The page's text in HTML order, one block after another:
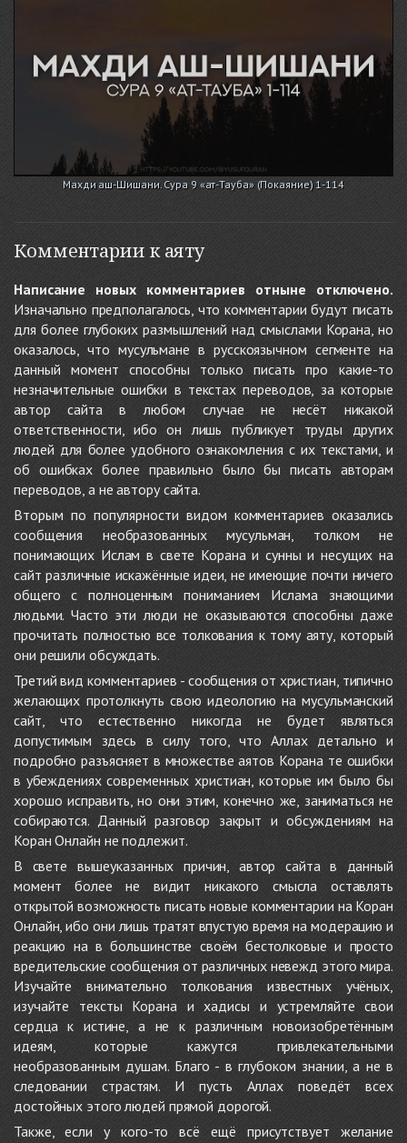
Махди аш-Шишани. Сура 9 «ат-Тауба» (Покаяние) 1-114
Комментарии к аяту
Написание новых комментариев отныне отключено.
Изначально предполагалось, что комментарии будут писать
для более глубоких размышлений над смыслами Корана, но
оказалось, что мусульмане в русскоязычном сегменте на
данный момент способны только писать про какие-то
незначительные ошибки в текстах переводов, за которые
автор сайта в любом случае не несёт никакой
ответственности, ибо он лишь публикует труды других
людей для более удобного ознакомления с их текстами, и
об ошибках более правильно было бы писать авторам
переводов, а не автору сайта.
Вторым по популярности видом комментариев оказались
сообщения необразованных мусульман, толком не
понимающих Ислам в свете Корана и сунны и несущих на
сайт различные искажённые идеи, не имеющие почти ничего
общего с полноценным пониманием Ислама знающими
людьми. Часто эти люди не оказываются способны даже
прочитать полностью все толкования к тому аяту, который
они решили обсуждать.
Третий вид комментариев - сообщения от христиан, типично
желающих протолкнуть свою идеологию на мусульманский
сайт, что естественно никогда не будет являться
допустимым здесь в силу того, что Аллах детально и
подробно разъясняет в множестве аятов Корана те ошибки
в убеждениях современных христиан, которые им было бы
хорошо исправить, но они этим, конечно же, заниматься не
собираются. Данный разговор закрыт и обсуждениям на
Коран Онлайн не подлежит.
В свете вышеуказанных причин, автор сайта в данный
момент более не видит никакого смысла оставлять
открытой возможность писать новые комментарии на Коран
Онлайн, ибо они лишь тратят впустую время на модерацию и
реакцию на в большинстве своём бестолковые и просто
вредительские сообщения от различных невежд этого мира.
Изучайте внимательно толкования известных учёных,
изучайте тексты Корана и хадисы и устремляйте свои
сердца к истине, а не к различным новоизобретённым
идеям, которые кажутся привлекательными
необразованным душам. Благо - в глубоком знании, а не в
следовании страстям. И пусть Аллах поведёт всех
достойных этого людей прямой дорогой.
Также, если у кого-то всё ещё присутствует желание